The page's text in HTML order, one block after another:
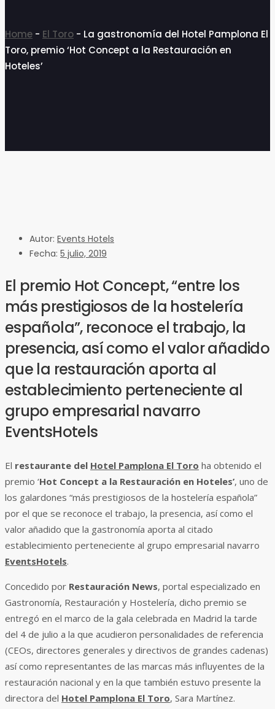
Home - El Toro - La gastronomía del Hotel Pamplona El
Toro, premio ‘Hot Concept a la Restauración en
Hoteles’
Autor: Events Hotels
Fecha: 5 julio, 2019
El premio Hot Concept, “entre los
más prestigiosos de la hostelería
española”, reconoce el trabajo, la
presencia, así como el valor añadido
que la restauración aporta al
establecimiento perteneciente al
grupo empresarial navarro
EventsHotels
El restaurante del Hotel Pamplona El Toro ha obtenido el
premio ‘Hot Concept a la Restauración en Hoteles’, uno de
los galardones “más prestigiosos de la hostelería española”
por el que se reconoce el trabajo, la presencia, así como el
valor añadido que la gastronomía aporta al citado
establecimiento perteneciente al grupo empresarial navarro
EventsHotels.
Concedido por Restauración News, portal especializado en
Gastronomía, Restauración y Hostelería, dicho premio se
entregó en el marco de la gala celebrada en Madrid la tarde
del 4 de julio a la que acudieron personalidades de referencia
(CEOs, directores generales y directivos de grandes cadenas)
así como representantes de las marcas más influyentes de la
restauración nacional y en la que también estuvo presente la
directora del Hotel Pamplona El Toro, Sara Martínez.